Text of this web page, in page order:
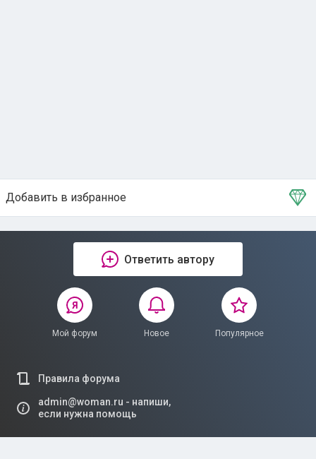
Добавить в избранное
Тема в избранном
Ответить автору
Мой форум Новое Популярное
Правила форума
admin@woman.ru - напиши,
если нужна помощь